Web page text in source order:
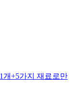
개+5가지 재료로만